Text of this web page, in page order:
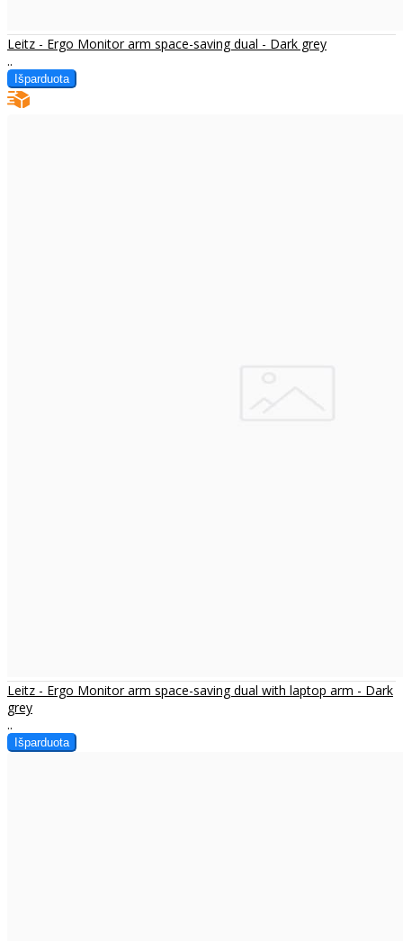
Leitz - Ergo Monitor arm space-saving dual - Dark grey
..
Leitz - Ergo Monitor arm space-saving dual with laptop arm - Dark
grey
..